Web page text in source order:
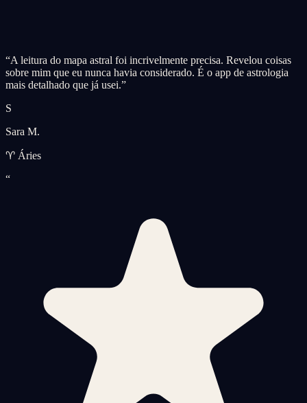
“A leitura do mapa astral foi incrivelmente precisa. Revelou coisas
sobre mim que eu nunca havia considerado. É o app de astrologia
mais detalhado que já usei.”
S
Sara M.
♈ Áries
“